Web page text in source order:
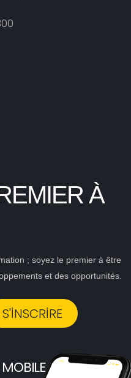
À
; soyez le premier à être
et des opportunités.
S'INSCRIRE
VISITER